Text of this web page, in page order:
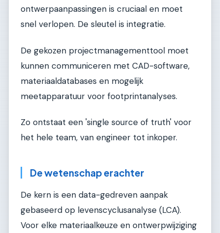
ontwerpaanpassingen is cruciaal en moet
snel verlopen. De sleutel is integratie.
De gekozen projectmanagementtool moet
kunnen communiceren met CAD-software,
materiaaldatabases en mogelijk
meetapparatuur voor footprintanalyses.
Zo ontstaat een 'single source of truth' voor
het hele team, van engineer tot inkoper.
De wetenschap erachter
De kern is een data-gedreven aanpak
gebaseerd op levenscyclusanalyse (LCA).
Voor elke materiaalkeuze en ontwerpwijziging